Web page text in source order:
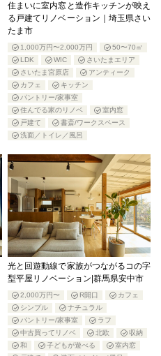
住まいに室内窓と造作キッチンが映え
る戸建てリノベーション｜埼玉県さい
たま市
1,000万円〜2,000万円
50〜70㎡
LDK
WIC
さいたまエリア
さいたま宮原店
アンティーク
カフェ
キッチン
パントリー/家事室
住んでる家のリノベ
室内窓
戸建て
書斎/ワークスペース
洗面／トイレ／風呂
光と回遊動線で家族がつながるコの字
型平屋リノベーション|群馬県安中市
2,000万円〜 R開口
カフェ
シンプル
ナチュラル
パントリー/家事室
ラフ
中古買ってリノベ
北欧
収納
和
子どもが遊べる
室内窓